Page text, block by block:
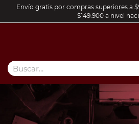
Envío gratis por compras superiores a
$149.900 a nivel